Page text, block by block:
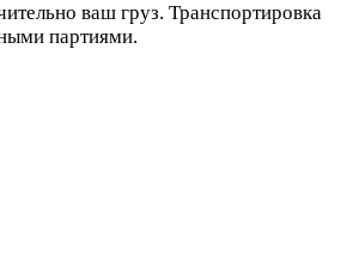
ваш груз. Транспортировка
партиями.